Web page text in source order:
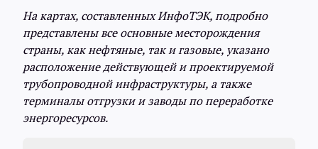
На картах, составленных ИнфоТЭК, подробно
представлены все основные месторождения
страны, как нефтяные, так и газовые, указано
расположение действующей и проектируемой
трубопроводной инфраструктуры, а также
терминалы отгрузки и заводы по переработке
энергоресурсов.